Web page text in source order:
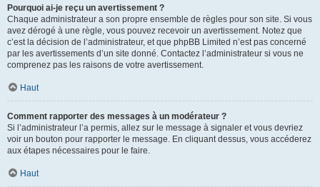
Pourquoi ai-je reçu un avertissement ?
Chaque administrateur a son propre ensemble de règles pour son site. Si vous
avez dérogé à une règle, vous pouvez recevoir un avertissement. Notez que
c’est la décision de l’administrateur, et que phpBB Limited n’est pas concerné
par les avertissements d’un site donné. Contactez l’administrateur si vous ne
comprenez pas les raisons de votre avertissement.
Haut
Comment rapporter des messages à un modérateur ?
Si l’administrateur l’a permis, allez sur le message à signaler et vous devriez
voir un bouton pour rapporter le message. En cliquant dessus, vous accéderez
aux étapes nécessaires pour le faire.
Haut